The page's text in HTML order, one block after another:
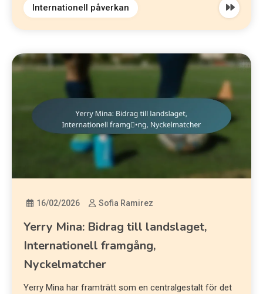
Internationell påverkan
16/02/2026 Sofia Ramirez
Yerry Mina: Bidrag till landslaget,
Internationell framgång,
Nyckelmatcher
Yerry Mina har framträtt som en centralgestalt för det